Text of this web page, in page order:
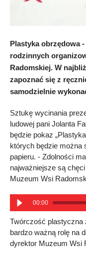
Plastyka obrzędowa
rodzinnych
Radomskiej. W
zapoznać się z
samodzielnie
Sztukę wycinania
ludowej pani Jolanta
będzie pokaz
których będzie można
papieru. - Zdolności
najważniejsze są
Muzeum Wsi
00:00
Twórczość plastyczna
bardzo ważną rolę na
dyrektor Muzeum Wsi